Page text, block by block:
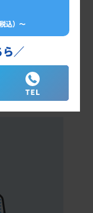
験対策カリキ
税込）〜
／